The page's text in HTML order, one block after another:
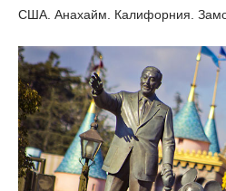
США. Анахайм. Калифорния.